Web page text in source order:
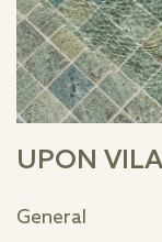
UPON VILA
General